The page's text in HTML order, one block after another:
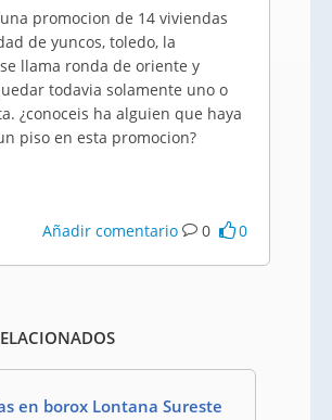
promocion de 14 viviendas
de yuncos, toledo, la
llama ronda de oriente y
todavia solamente uno o
¿conoceis ha alguien que haya
piso en esta promocion?
Añadir comentario 0 0
en borox Lontana Sureste